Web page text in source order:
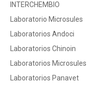
INTERCHEMBIO
Laboratorio Microsules
Laboratorios Andoci
Laboratorios Chinoin
Laboratorios Microsules
Laboratorios Panavet